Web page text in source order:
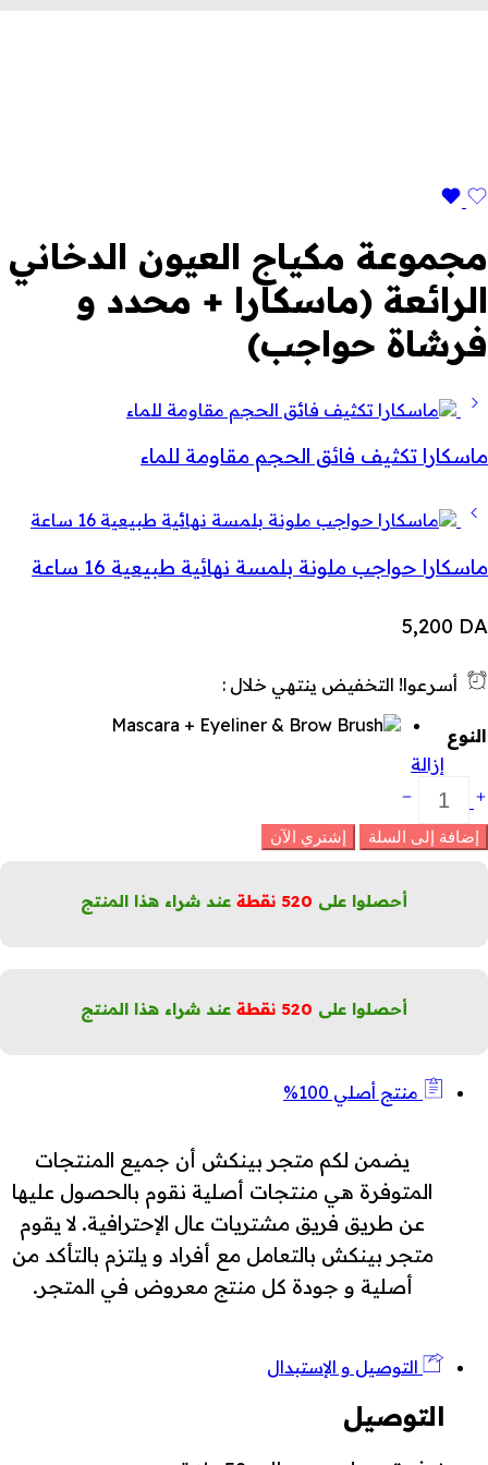
مجموعة مكياج العيون الدخاني
الرائعة (ماسكارا + محدد و
فرشاة حواجب)
ماسكارا تكثيف فائق الحجم مقاومة للماء
ماسكارا حواجب ملونة بلمسة نهائية طبيعية 16 ساعة
5,200 DA
أسرعوا! التخفيض ينتهي خلال :
النوع
إزالة
مكياج
العيون
الدخاني
إضافة إلى السلة إشتري الآن
أحصلوا على 520 نقطة عند شراء هذا المنتج
أحصلوا على 520 نقطة عند شراء هذا المنتج
منتج أصلي 100%
يضمن لكم متجر بينكش أن جميع المنتجات
المتوفرة هي منتجات أصلية نقوم بالحصول عليها
عن طريق فريق مشتريات عال الإحترافية. لا يقوم
متجر بينكش بالتعامل مع أفراد و يلتزم بالتأكد من
أصلية و جودة كل منتج معروض في المتجر.
التوصيل و الإستبدال
التوصيل